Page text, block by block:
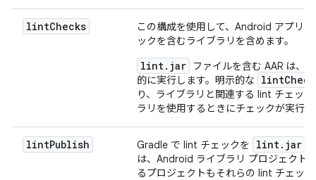
lintChecks
この構成を使用して、Android アプリ
ックを含むライブラリを含めます。
lint.jar
ファイルを含む AAR は、
的に実行します。明示的な
り、ライブラリと関連する lint チェッ
ラリを使用するときにチェックが実行
lintPublish Gradle で lint チェックを lint. jar
は、Android ライブラリ プロジェクト
るプロジェクトもそれらの lint チェッ